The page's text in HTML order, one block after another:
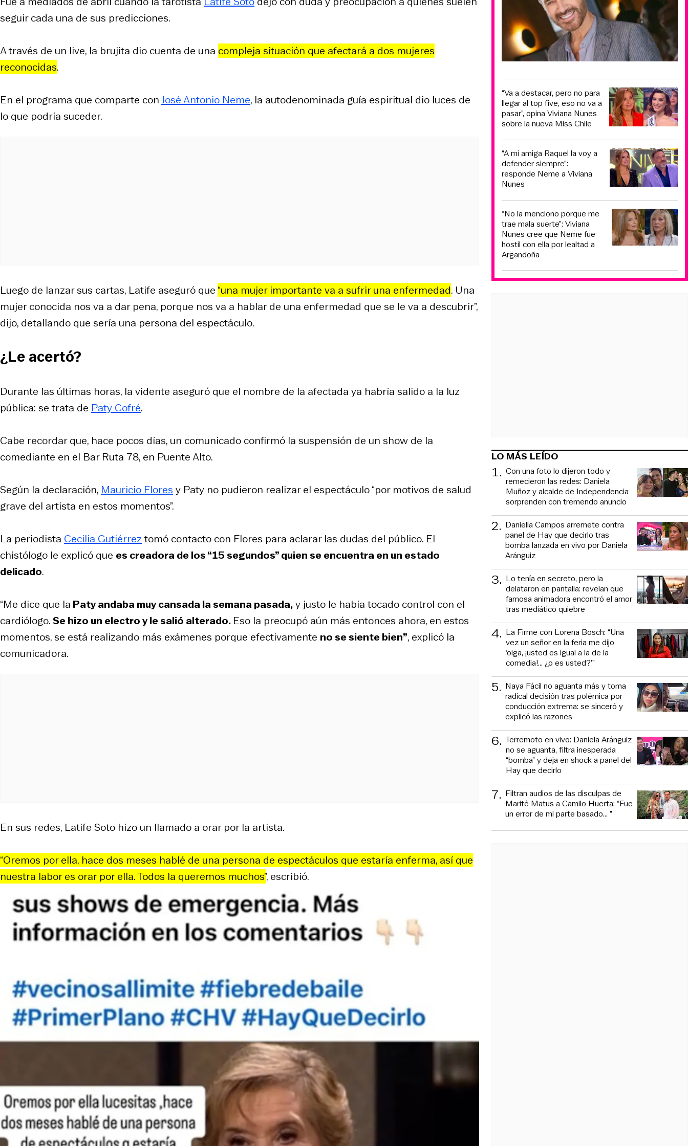
seguir cada una de sus predicciones.
A través de un live, la brujita dio cuenta de una compleja situación que afectará a dos mujeres
reconocidas.
En el programa que comparte con José Antonio Neme, la autodenominada guía espiritual dio luces de
lo que podría suceder.
Luego de lanzar sus cartas, Latife aseguró que “una mujer importante va a sufrir una enfermedad. Una
mujer conocida nos va a dar pena, porque nos va a hablar de una enfermedad que se le va a descubrir”,
dijo, detallando que sería una persona del espectáculo.
¿Le acertó?
Durante las últimas horas, la vidente aseguró que el nombre de la afectada ya habría salido a la luz
pública: se trata de Paty Cofré.
Cabe recordar que, hace pocos días, un comunicado confirmó la suspensión de un show de la
comediante en el Bar Ruta 78, en Puente Alto.
Según la declaración, Mauricio Flores y Paty no pudieron realizar el espectáculo “por motivos de salud
grave del artista en estos momentos”.
La periodista Cecilia Gutiérreztomó contacto con Flores para aclarar las dudas del público. El
chistólogo le explicó que es creadora de los “15 segundos” quien se encuentra en un estado
delicado.
“Me dice que la Paty andaba muy cansada la semana pasada,y justo le había tocado control con el
cardiólogo.Se hizo un electro y le salió alterado. Eso la preocupó aún más entonces ahora, en estos
momentos, se está realizando más exámenes porque efectivamente no se siente bien”, explicó la
comunicadora.
En sus redes, Latife Soto hizo un llamado a orar por la artista.
“Oremos por ella, hace dos meses hablé de una persona de espectáculos que estaría enferma, así que
nuestra labor es orar por ella. Todos la queremos muchos”, escribió.
“Va a destacar, pero no para
llegar al top five, eso no va a
pasar”, opina Viviana Nunes
sobre la nueva Miss Chile
“A mi amiga Raquel la voy a
defender siempre”:
responde Neme a Viviana
Nunes
“No la menciono porque me
trae mala suerte”: Viviana
Nunes cree que Neme fue
hostil con ella por lealtad a
Argandoña
LO MÁS LEÍDO
1. Con una foto lo dijeron todo y
remecieron las redes: Daniela
Muñoz y alcalde de Independencia
sorprenden con tremendo anuncio
2. Daniella Campos arremete contra
panel de Hay que decirlo tras
bomba lanzada en vivo por Daniela
Aránguiz
3. Lo tenía en secreto, pero la
delataron en pantalla: revelan que
famosa animadora encontró el amor
tras mediático quiebre
4. La Firme con Lorena Bosch: “Una
vez un señor en la feria me dijo
‘oiga, ¡usted es igual a la de la
comedia!... ¿o es usted?’”
5. Naya Fácil no aguanta más y toma
radical decisión tras polémica por
conducción extrema: se sinceró y
explicó las razones
6. Terremoto en vivo: Daniela Aránguiz
no se aguanta, filtra inesperada
“bomba” y deja en shock a panel del
Hay que decirlo
7. Filtran audios de las disculpas de
Marité Matus a Camilo Huerta: “Fue
un error de mi parte basado... ”